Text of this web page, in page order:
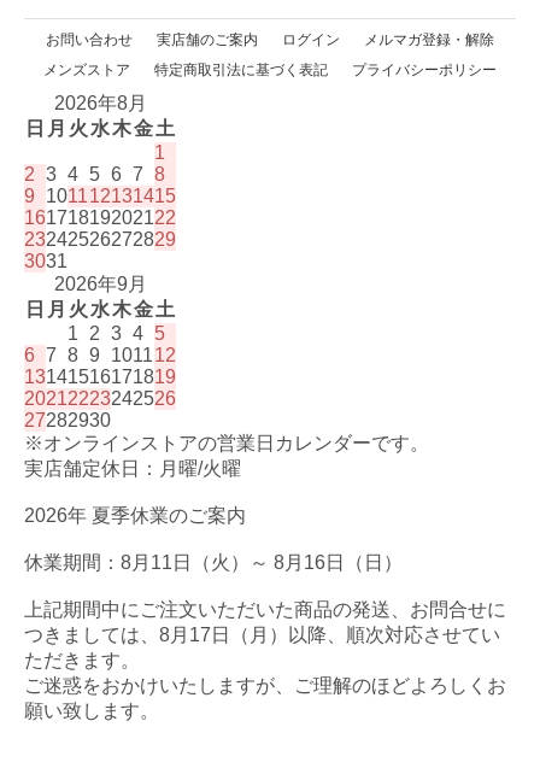
お問い合わせ 実店舗のご案内 ログイン
メルマガ登録・解除
メンズストア
特定商取引法に基づく表記 プライバシーポリシー
2026年8月
日 月 火 水木金土
1
2 3 4 5 6 7 8
9
101112131415
16171819202122
23242526272829
3031
2026年9月
日 月 火 水木金土
1
2 3 4 5
6 7 8 9 101112
13141516171819
20212223242526
27282930
※オンラインストアの営業日カレンダーです。
実店舗定休日：月曜/火曜
2026年 夏季休業のご案内
休業期間：8月11日（火）～ 8月16日（日）
上記期間中にご注文いただいた商品の発送、お問合せに
つきましては、8月17日（月）以降、順次対応させてい
ただきます。
ご迷惑をおかけいたしますが、ご理解のほどよろしくお
願い致します。